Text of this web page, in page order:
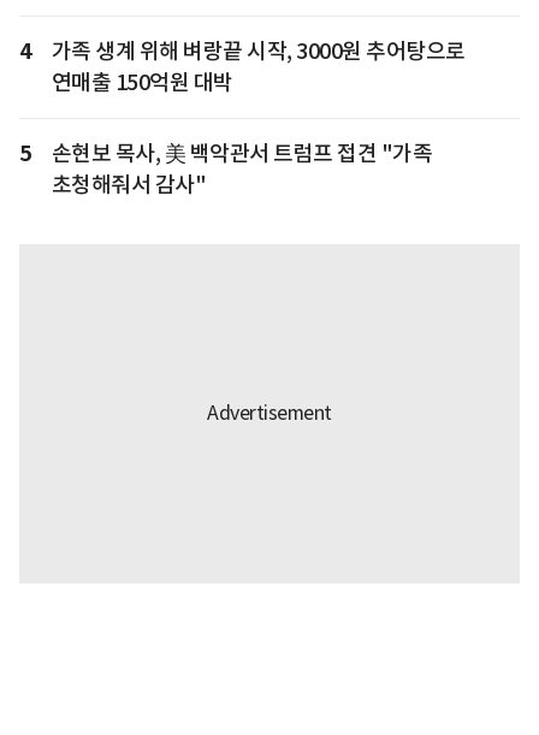
4
가족 생계 위해 벼랑끝 시작, 3000원 추어탕으로
연매출 150억원 대박
5
손현보 목사, 美 백악관서 트럼프 접견 "가족
초청해줘서 감사"